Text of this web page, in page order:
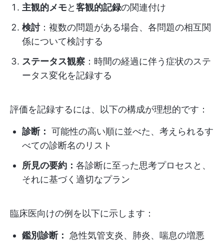
主観的メモと客観的記録の関連付け
検討：複数の問題がある場合、各問題の相互関
係について検討する
ステータス観察 ：時間の経過に伴う症状のステ
ータス変化を記録する
評価を記録するには、以下の構成が理想的です：
診断： 可能性の高い順に並べた、考えられるす
べての診断名のリスト
所見の要約： 各診断に至った思考プロセスと、
それに基づく適切なプラン
臨床医向けの例を以下に示します：
鑑別診断：
急性気管支炎、肺炎、喘息の増悪